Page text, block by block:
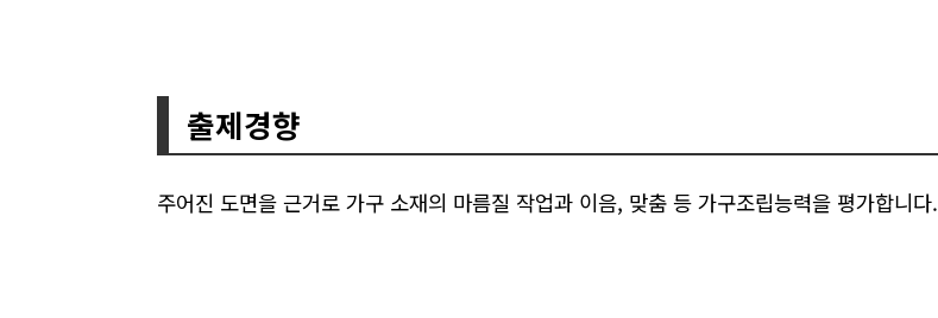
출제경향
주어진 도면을 근거로 가구 소재의 마름질 작업과 이음, 맞춤 등 가구조립능력을 평가합니다.